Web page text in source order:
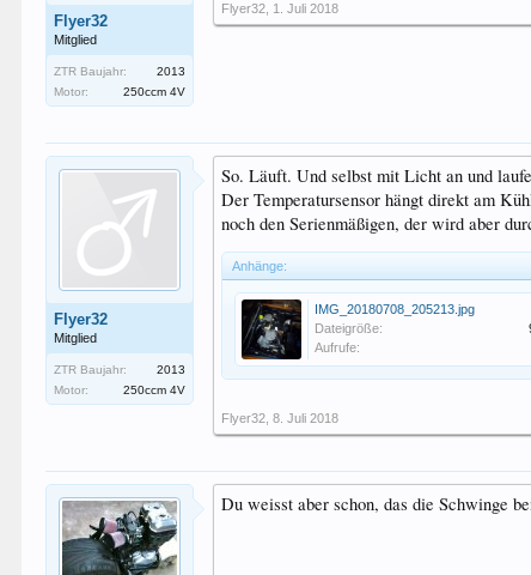
Flyer32
Mitglied
ZTR Baujahr:
2013
Motor:
250ccm 4V
Flyer32 1. Juli 2018
Flyer32
Mitglied
ZTR Baujahr:
2013
Motor:
250ccm 4V
So. Läuft. Und selbst mit Licht an und
Der Temperatursensor hängt direkt am
noch den Serienmäßigen, der wird aber
Anhänge:
IMG_20180708_205213.jpg
Dateigröße:
Aufrufe:
Flyer32 8. Juli 2018
Du weisst aber schon, das die Schwinge